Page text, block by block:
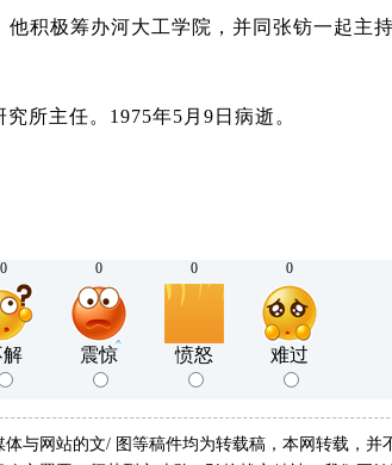
积极筹办河大工学院，并同张钫一起主
所主任。1975年5月9日病逝。
0
解
0
震惊
0
愤怒
0
难过
与网站的文/ 图等稿件均为转载稿，本网转载，